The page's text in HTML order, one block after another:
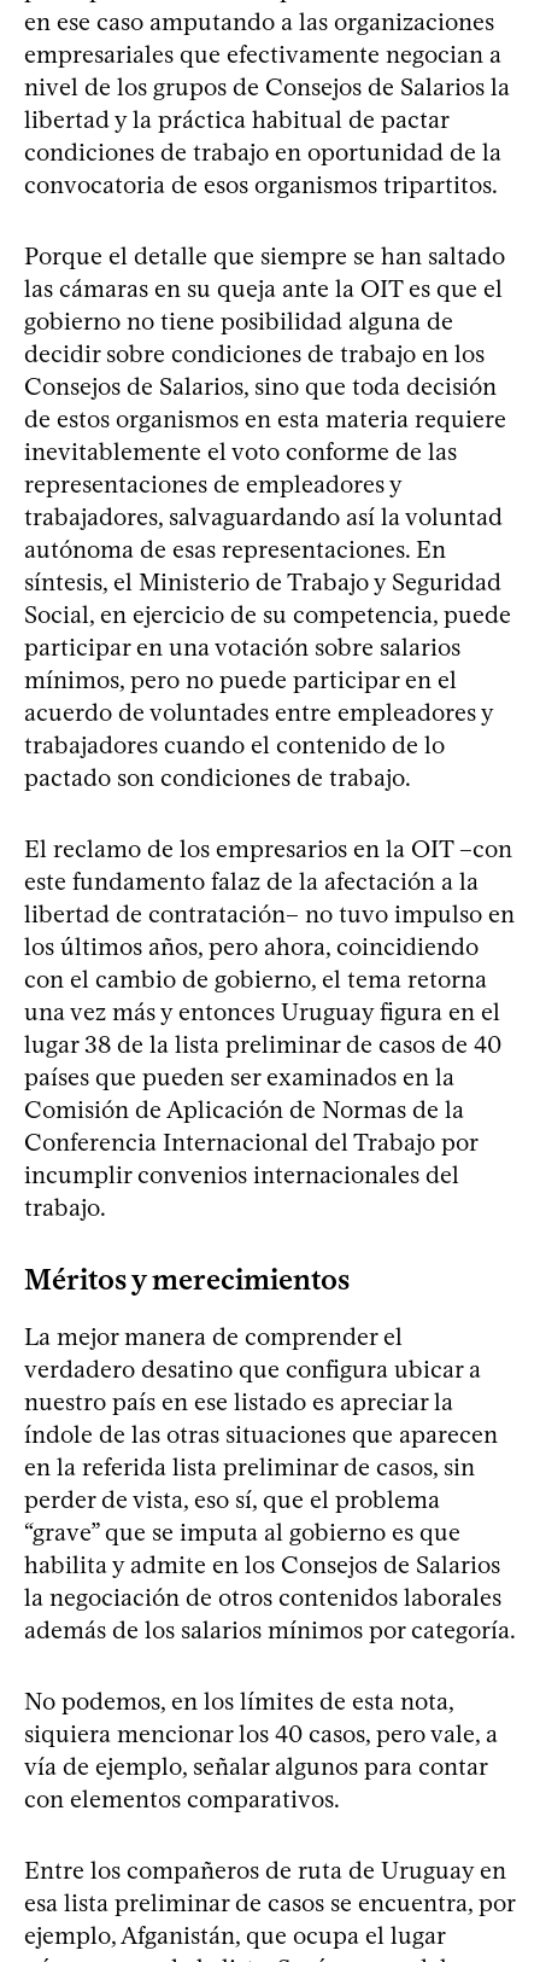
en ese caso amputando a las organizaciones
empresariales que efectivamente negocian a
nivel de los grupos de Consejos de Salarios la
libertad y la práctica habitual de pactar
condiciones de trabajo en oportunidad de la
convocatoria de esos organismos tripartitos.
Porque el detalle que siempre se han saltado
las cámaras en su queja ante la OIT es que el
gobierno no tiene posibilidad alguna de
decidir sobre condiciones de trabajo en los
Consejos de Salarios, sino que toda decisión
de estos organismos en esta materia requiere
inevitablemente el voto conforme de las
representaciones de empleadores y
trabajadores, salvaguardando así la voluntad
autónoma de esas representaciones. En
síntesis, el Ministerio de Trabajo y Seguridad
Social, en ejercicio de su competencia, puede
participar en una votación sobre salarios
mínimos, pero no puede participar en el
acuerdo de voluntades entre empleadores y
trabajadores cuando el contenido de lo
pactado son condiciones de trabajo.
El reclamo de los empresarios en la OIT –con
este fundamento falaz de la afectación a la
libertad de contratación– no tuvo impulso en
los últimos años, pero ahora, coincidiendo
con el cambio de gobierno, el tema retorna
una vez más y entonces Uruguay figura en el
lugar 38 de la lista preliminar de casos de 40
países que pueden ser examinados en la
Comisión de Aplicación de Normas de la
Conferencia Internacional del Trabajo por
incumplir convenios internacionales del
trabajo.
Méritos y merecimientos
La mejor manera de comprender el
verdadero desatino que configura ubicar a
nuestro país en ese listado es apreciar la
índole de las otras situaciones que aparecen
en la referida lista preliminar de casos, sin
perder de vista, eso sí, que el problema
“grave” que se imputa al gobierno es que
habilita y admite en los Consejos de Salarios
la negociación de otros contenidos laborales
además de los salarios mínimos por categoría.
No podemos, en los límites de esta nota,
siquiera mencionar los 40 casos, pero vale, a
vía de ejemplo, señalar algunos para contar
con elementos comparativos.
Entre los compañeros de ruta de Uruguay en
esa lista preliminar de casos se encuentra, por
ejemplo, Afganistán, que ocupa el lugar